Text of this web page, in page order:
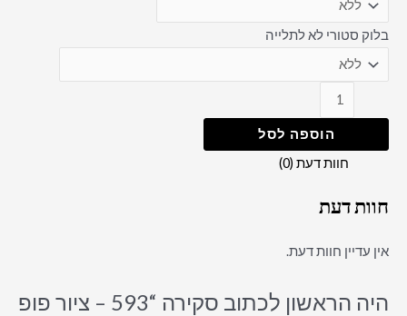
בלוק סטורי לא לתלייה
הוספה לסל
חוות דעת (0)
חוות דעת
אין עדיין חוות דעת.
היה הראשון לכתוב סקירה “593 – ציור פופ